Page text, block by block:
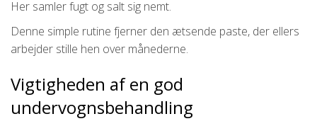
Her samler fugt og salt sig nemt.
Denne simple rutine fjerner den ætsende paste, der ellers
arbejder stille hen over månederne.
Vigtigheden af en god
undervognsbehandling